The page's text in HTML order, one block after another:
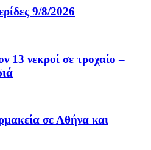
9/8/2026
13 νεκροί σε τροχαίο –
σε Αθήνα και